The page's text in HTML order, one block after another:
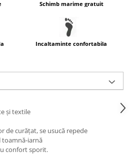
Schimb marime gratuit
Incaltaminte confortabila
și textile
de curățat, se usucă repede
iarnă
confort sporit.